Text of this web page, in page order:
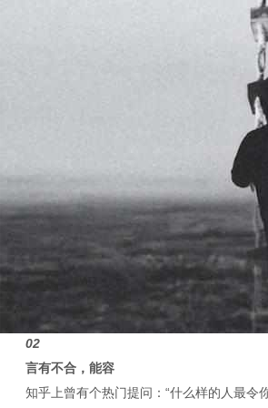
02
言有不合，能容
知乎上曾有个热门提问：“什么样的人最令